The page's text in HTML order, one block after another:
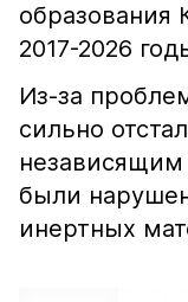
образования
2017-2026
Из-за
сильно
были
инертных